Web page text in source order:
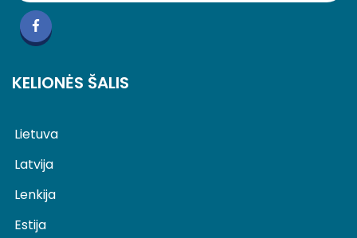
KELIONĖS ŠALIS
Lietuva
Latvija
Lenkija
Estija